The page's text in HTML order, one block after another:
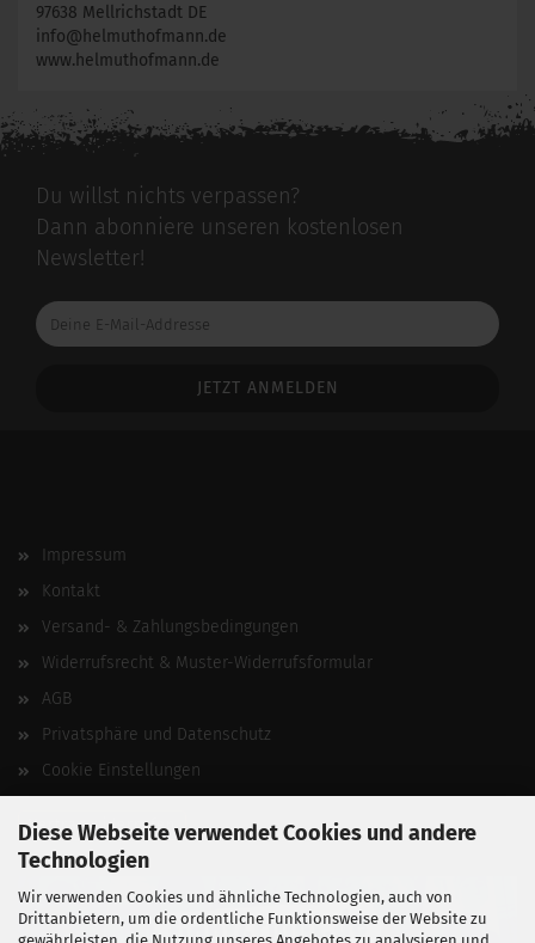
Diese Webseite verwendet Cookies und andere
Technologien
Wir verwenden Cookies und ähnliche Technologien, auch von
Drittanbietern, um die ordentliche Funktionsweise der Website zu
97638 Mellrichstadt DE
info@helmuthofmann.de
www.helmuthofmann.de
Du willst nichts verpassen?
Dann abonniere unseren kostenlosen
Newsletter!
Deine
E-
Impressum
Kontakt
Versand- & Zahlungsbedingungen
Widerrufsrecht & Muster-Widerrufsformular
AGB
Privatsphäre und Datenschutz
Cookie Einstellungen
Vertrag widerrufen